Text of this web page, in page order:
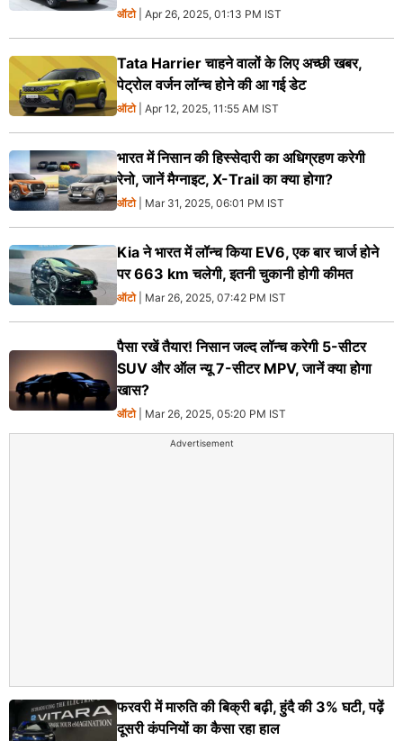
ऑटो| Apr 26, 2025, 01:13 PM IST
Tata Harrier चाहने वालों के लिए अच्छी खबर,
पेट्रोल वर्जन लॉन्च होने की आ गई डेट
ऑटो| Apr 12, 2025, 11:55 AM IST
भारत में निसान की हिस्सेदारी का अधिग्रहण करेगी
रेनो, जानें मैग्नाइट, X-Trail का क्या होगा?
ऑटो| Mar 31, 2025, 06:01 PM IST
Kia ने भारत में लॉन्च किया EV6, एक बार चार्ज होने
पर 663 km चलेगी, इतनी चुकानी होगी कीमत
ऑटो| Mar 26, 2025, 07:42 PM IST
पैसा रखें तैयार! निसान जल्द लॉन्च करेगी 5-सीटर
SUV और ऑल न्यू 7-सीटर MPV, जानें क्या होगा
खास?
ऑटो| Mar 26, 2025, 05:20 PM IST
Advertisement
फरवरी में मारुति ​की बिक्री बढ़ी, हुंदै की 3% घटी, पढ़ें
दूसरी कंपनियों का कैसा रहा हाल